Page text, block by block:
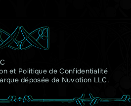
et Politique de Confidentialité
déposée de Nuvotion LLC.